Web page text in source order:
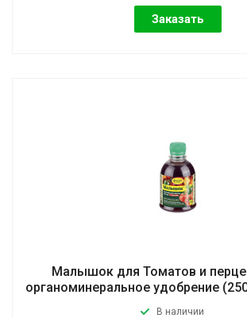
Заказать
Малышок для Томатов и
органоминеральное удобрение
В наличии